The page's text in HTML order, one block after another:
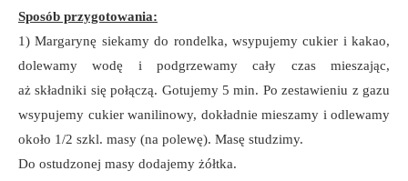
Sposób przygotowania:
1) Margarynę siekamy do rondelka, wsypujemy cukier i kakao,
dolewamy wodę i podgrzewamy cały czas mieszając,
aż składniki się połączą. Gotujemy 5 min. Po zestawieniu z gazu
wsypujemy cukier wanilinowy, dokładnie mieszamy i odlewamy
około 1/2 szkl. masy (na polewę). Masę studzimy.
Do ostudzonej masy dodajemy żółtka.